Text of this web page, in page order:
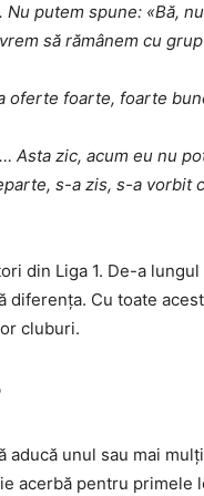
putem spune: «Bă,
să rămânem cu
oferte foarte, foarte
zic, acum eu nu
s-a zis, s-a vorbit
din Liga 1. De-a
diferența. Cu toate
cluburi.
aducă unul sau mai
acerbă pentru